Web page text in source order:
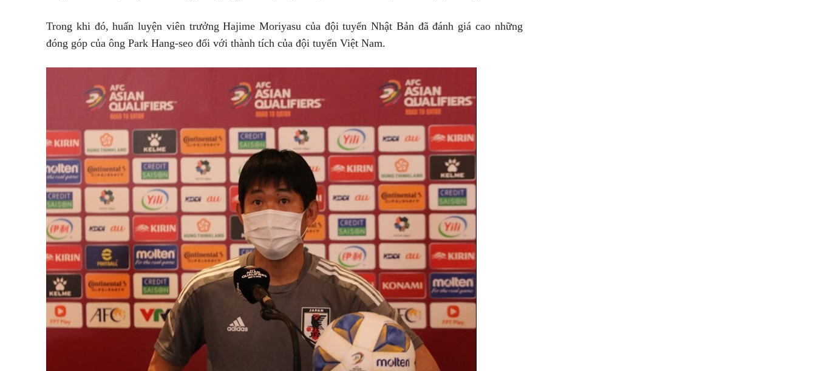
Trong khi đó, huấn luyện viên trưởng Hajime Moriyasu của đội tuyển Nhật Bản đã đánh giá cao những
đóng góp của ông Park Hang-seo đối với thành tích của đội tuyển Việt Nam.